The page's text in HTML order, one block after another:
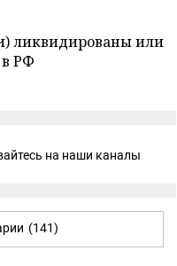
ликвидированы или
РФ
на наши каналы
(141)